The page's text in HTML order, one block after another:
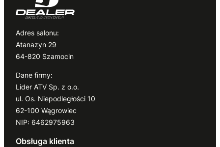
Adres salonu:
Atanazyn 29
64-820 Szamocin
Dane firmy:
Lider ATV Sp. z o.o.
ul. Os. Niepodległości 10
62-100 Wągrowiec
NIP: 6462975963
Obsługa klienta